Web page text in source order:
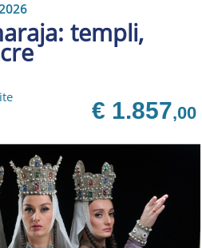
templi,
€ 1.857,00